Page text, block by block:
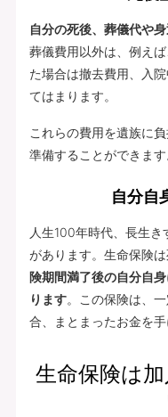
自分の死後、葬儀代や
葬儀費用以外は、例え
た場合は撤去費用、入
てはまります。
これらの費用を遺族に
準備することができます
自分自
人生100年時代、長生
があります。生命保険
険期間満了後の自分自
ります。この保険は、
合、まとまったお金を手
生命保険は